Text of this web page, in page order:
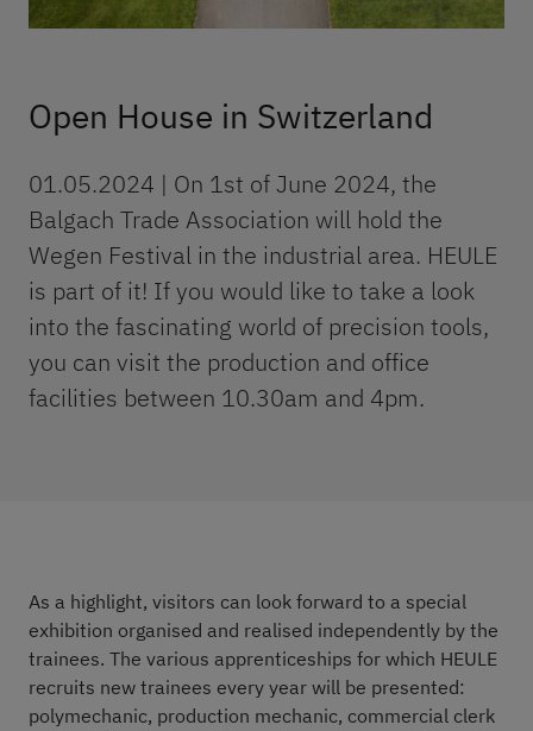
Open House in Switzerland
01.05.2024 | On 1st of June 2024, the
Balgach Trade Association will hold the
Wegen Festival in the industrial area. HEULE
is part of it! If you would like to take a look
into the fascinating world of precision tools,
you can visit the production and office
facilities between 10.30am and 4pm.
As a highlight, visitors can look forward to a special
exhibition organised and realised independently by the
trainees. The various apprenticeships for which HEULE
recruits new trainees every year will be presented:
polymechanic, production mechanic, commercial clerk